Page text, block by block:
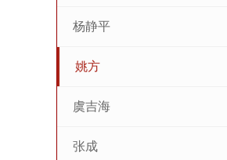
杨静平
姚方
虞吉海
张成